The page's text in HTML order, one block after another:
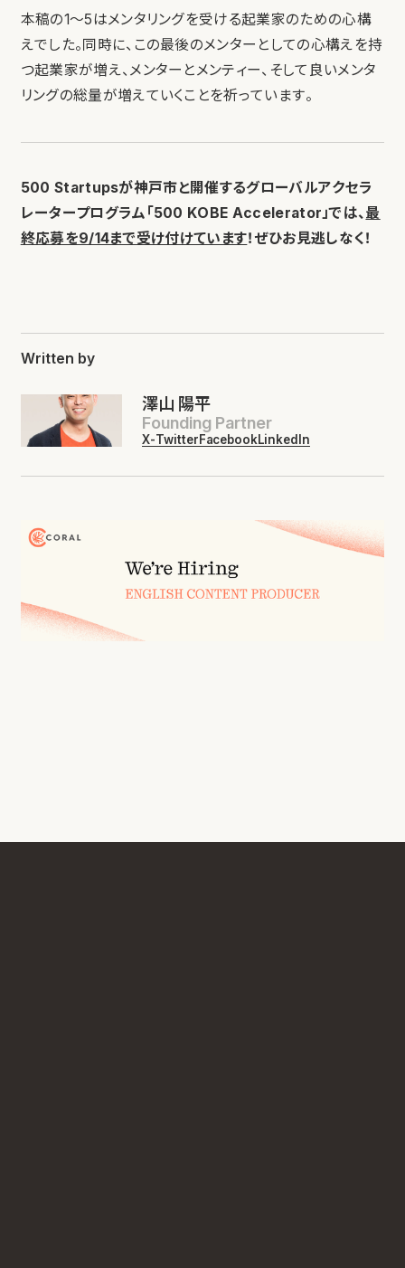
本稿の1〜5はメンタリングを受ける起業家のための心構
えでした。同時に、この最後のメンターとしての心構えを持
つ起業家が増え、メンターとメンティー、そして良いメンタ
リングの総量が増えていくことを祈っています。
500 Startupsが神戸市と開催するグローバルアクセラ
レータープログラム「500 KOBE Accelerator」では、最
終応募を9/14まで受け付けています！ぜひお見逃しなく！
Written by
澤山 陽平
Founding Partner
X-TwitterFacebookLinkedIn